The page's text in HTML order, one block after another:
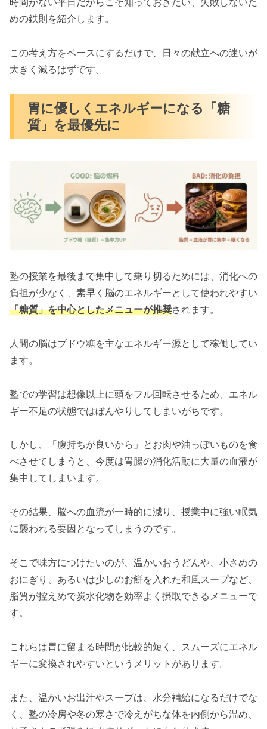
めの鉄則を紹介します。
この考え方をベースにするだけで、日々の献立への迷いが
大きく減るはずです。
胃に優しくエネルギーになる「糖
質」を最優先に
塾の授業を最後まで集中して乗り切るためには、消化への
負担が少なく、素早く脳のエネルギーとして使われやすい
「糖質」を中心としたメニューが推奨されます。
人間の脳はブドウ糖を主なエネルギー源として稼働してい
ます。
塾での学習は想像以上に頭をフル回転させるため、エネル
ギー不足の状態ではぼんやりしてしまいがちです。
しかし、「腹持ちが良いから」とお肉や油っぽいものを食
べさせてしまうと、今度は胃腸の消化活動に大量の血液が
集中してしまいます。
その結果、脳への血流が一時的に減り、授業中に強い眠気
に襲われる要因となってしまうのです。
そこで味方につけたいのが、温かいおうどんや、小さめの
おにぎり、あるいは少しのお餅を入れた和風スープなど、
脂質が控えめで炭水化物を効率よく摂取できるメニューで
す。
これらは胃に留まる時間が比較的短く、スムーズにエネル
ギーに変換されやすいというメリットがあります。
また、温かいお出汁やスープは、水分補給になるだけでな
く、塾の冷房や冬の寒さで冷えがちな体を内側から温め、